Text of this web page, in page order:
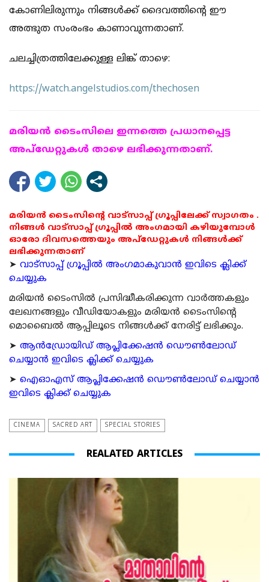
കോണിലിരുന്നും നിങ്ങള്‍ക്ക് ദൈവത്തിന്റെ ഈ
അത്ഭുത സംരംഭം കാണാവുന്നതാണ്.
ചലച്ചിത്രത്തിലേക്കുള്ള ലിങ്ക് താഴെ:
https://watch.angelstudios.com/thechosen
മരിയന്‍ ടൈംസിലെ ഇന്നത്തെ പ്രധാനപ്പെട്ട
അപ്ഡേറ്റുകള്‍ താഴെ ലഭിക്കുന്നതാണ്.
മരിയൻ ടൈംസിന്റെ വാട്സാപ്പ് ഗ്രൂപ്പിലേക്ക് സ്വാഗതം .
നിങ്ങൾ വാട്സാപ്പ് ഗ്രൂപ്പിൽ അംഗമായി കഴിയുമ്പോൾ
ഓരോ ദിവസത്തെയും അപ്ഡേറ്റുകൾ നിങ്ങൾക്ക്
ലഭിക്കുന്നതാണ്
➤ വാട്സാപ്പ് ഗ്രൂപ്പിൽ അംഗമാകുവാൻ ഇവിടെ ക്ലിക്ക്
ചെയ്യുക
മരിയന്‍ ടൈംസില്‍ പ്രസിദ്ധീകരിക്കുന്ന വാര്‍ത്തകളും
ലേഖനങ്ങളും വീഡിയോകളും മരിയന്‍ ടൈംസിന്റെ
മൊബൈല്‍ ആപ്പിലൂടെ നിങ്ങള്‍ക്ക് നേരിട്ട് ലഭിക്കും.
➤ ആന്‍ഡ്രോയിഡ് ആപ്ലിക്കേഷന്‍ ഡൌണ്‍ലോഡ്
ചെയ്യാന്‍ ഇവിടെ ക്ലിക്ക് ചെയ്യുക
➤ ഐഓഎസ് ആപ്ലിക്കേഷന്‍ ഡൌണ്‍ലോഡ് ചെയ്യാന്‍
ഇവിടെ ക്ലിക്ക് ചെയ്യുക
CINEMA SACRED ART SPECIAL STORIES
REALATED ARTICLES